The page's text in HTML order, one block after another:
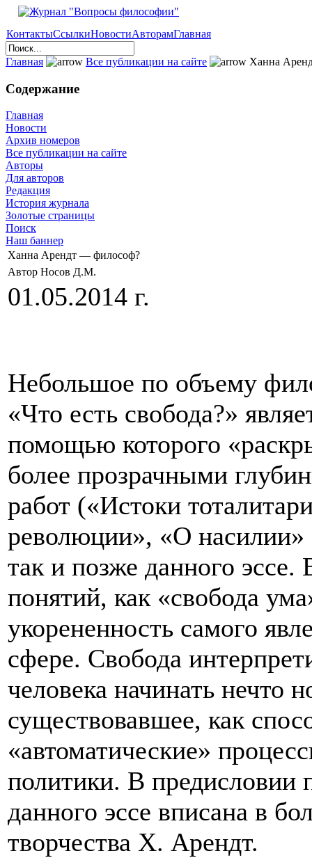
КонтактыСсылкиНовостиАвторамГлавная
Главная Все публикации на сайте Ханна
Содержание
Главная
Новости
Архив номеров
Все публикации на сайте
Авторы
Для авторов
Редакция
История журнала
Золотые страницы
Поиск
Наш баннер
Ханна Арендт — философ?
Автор Носов Д.М.
01.05.2014 г.
Небольшое по объему
«Что есть свобода?»
помощью которого
более прозрачными
работ («Истоки
революции», «О насилии»
так и позже данного
понятий, как «свобода
укорененность самого
сфере. Свобода
человека начинать нечто
существовавшее, как
«автоматические»
политики. В предисловии
данного эссе вписана в
творчества Х. Арендт.